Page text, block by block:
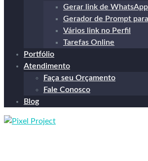
Gerar link de WhatsApp
Gerador de Prompt
Vários link no Perfil
Tarefas Online
Portfólio
Atendimento
Faça seu Orçamento
Fale Conosco
Blog